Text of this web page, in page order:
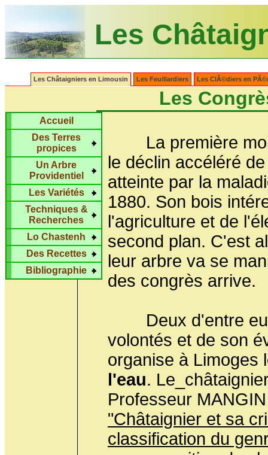
Les
Les Châtaigniers en Limousin Les Feuillardiers Les ClÃ©diers en
Les
Accueil
Des Terres
propices
Un Arbre
Providentiel
Les Variétés
Techniques &
Recherches
Lo Chastenh
Des Recettes
Bibliographie
La première
le déclin accéléré
atteinte par la
1880. Son bois
l'agriculture et de
second plan. C'est
leur arbre va se
des congrès arrive.
Deux d'entre eux
volontés et de son
organise à Limoges
l'eau.
Professeur
"Châtaignier et sa
classification du